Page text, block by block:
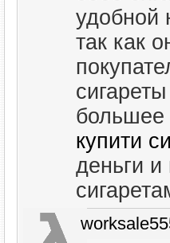
удобной
так как
большее
купити
деньги